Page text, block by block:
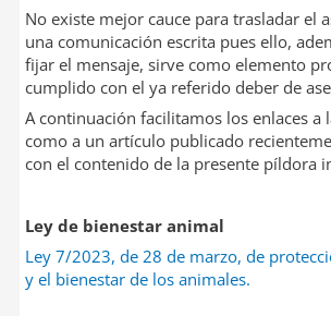
No existe mejor cauce para trasladar el
una comunicación escrita pues ello,
fijar el mensaje, sirve como elemento
cumplido con el ya referido deber de
A continuación facilitamos los enlaces a
como a un artículo publicado
con el contenido de la presente píldora
Ley de bienestar animal
Ley 7/2023, de 28 de marzo, de
y el bienestar de los animales.